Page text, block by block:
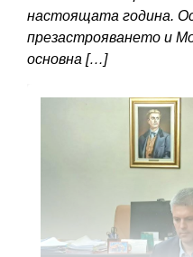
настоящата година.
презастрояването и
основна […]